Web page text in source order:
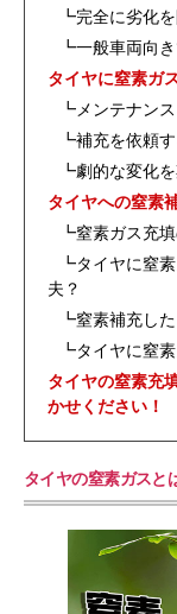
┗完全に劣化
┗一般車両向
タイヤに窒素ガ
┗メンテナン
┗補充を依頼
┗劇的な変化
タイヤへの窒素
┗窒素ガス充
┗タイヤに窒
夫？
┗窒素補充し
┗タイヤに窒
タイヤの窒素充
かせください！
タイヤの窒素ガスと